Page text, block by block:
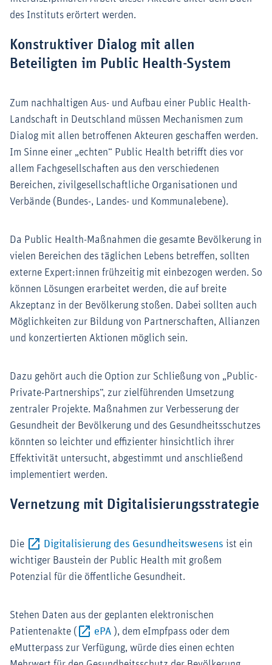
des Instituts erörtert werden.
Konstruktiver Dialog mit allen
Beteiligten im Public Health-System
Zum nachhaltigen Aus- und Aufbau einer Public Health-
Landschaft in Deutschland müssen Mechanismen zum
Dialog mit allen betroffenen Akteuren geschaffen werden.
Im Sinne einer „echten“ Public Health betrifft dies vor
allem Fachgesellschaften aus den verschiedenen
Bereichen, zivilgesellschaftliche Organisationen und
Verbände (Bundes-, Landes- und Kommunalebene).
Da Public Health-Maßnahmen die gesamte Bevölkerung in
vielen Bereichen des täglichen Lebens betreffen, sollten
externe Expert:innen frühzeitig mit einbezogen werden. So
können Lösungen erarbeitet werden, die auf breite
Akzeptanz in der Bevölkerung stoßen. Dabei sollten auch
Möglichkeiten zur Bildung von Partnerschaften, Allianzen
und konzertierten Aktionen möglich sein.
Dazu gehört auch die Option zur Schließung von „Public-
Private-Partnerships“, zur zielführenden Umsetzung
zentraler Projekte. Maßnahmen zur Verbesserung der
Gesundheit der Bevölkerung und des Gesundheitsschutzes
könnten so leichter und effizienter hinsichtlich ihrer
Effektivität untersucht, abgestimmt und anschließend
implementiert werden.
Vernetzung mit Digitalisierungsstrategie
Die Digitalisierung des Gesundheitswesens Externer-
ist ein
wichtiger Baustein der Public Health mit großem
Potenzial für die öffentliche Gesundheit.
Stehen Daten aus der geplanten elektronischen
Patientenakte (
ePA Externer-Link (Öffnet im neuen
), dem eImpfpass oder dem
eMutterpass zur Verfügung, würde dies einen echten